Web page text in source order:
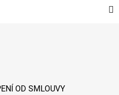
OD SMLOUVY